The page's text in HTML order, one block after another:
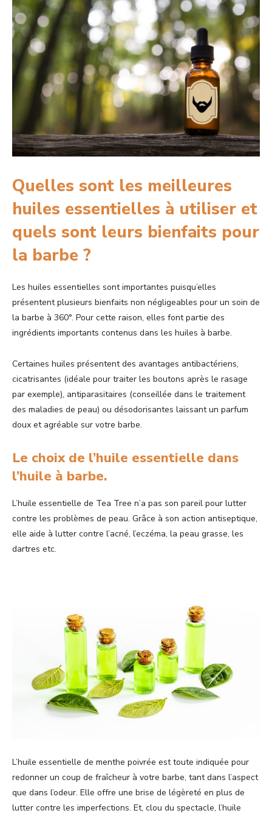
Quelles sont les meilleures
huiles essentielles à utiliser et
quels sont leurs bienfaits pour
la barbe ?
Les huiles essentielles sont importantes puisqu’elles
présentent plusieurs bienfaits non négligeables pour un soin de
la barbe à 360°. Pour cette raison, elles font partie des
ingrédients importants contenus dans les huiles à barbe.
Certaines huiles présentent des avantages antibactériens,
cicatrisantes (idéale pour traiter les boutons après le rasage
par exemple), antiparasitaires (conseillée dans le traitement
des maladies de peau) ou désodorisantes laissant un parfum
doux et agréable sur votre barbe.
Le choix de l’huile essentielle dans
l’huile à barbe.
L’huile essentielle de Tea Tree n’a pas son pareil pour lutter
contre les problèmes de peau. Grâce à son action antiseptique,
elle aide à lutter contre l’acné, l’eczéma, la peau grasse, les
dartres etc.
L’huile essentielle de menthe poivrée est toute indiquée pour
redonner un coup de fraîcheur à votre barbe, tant dans l’aspect
que dans l’odeur. Elle offre une brise de légèreté en plus de
lutter contre les imperfections. Et, clou du spectacle, l’huile